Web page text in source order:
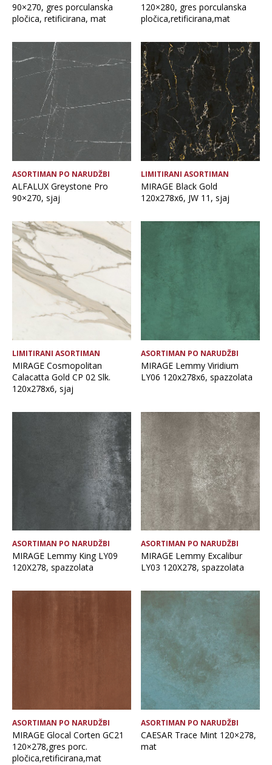
90×270, gres porculanska
pločica, retificirana, mat
120×280, gres porculanska
pločica,retificirana,mat
ASORTIMAN PO NARUDŽBI
ALFALUX Greystone Pro
90×270, sjaj
LIMITIRANI ASORTIMAN
MIRAGE Black Gold
120x278x6, JW 11, sjaj
LIMITIRANI ASORTIMAN
MIRAGE Cosmopolitan
Calacatta Gold CP 02 Slk.
120x278x6, sjaj
ASORTIMAN PO NARUDŽBI
MIRAGE Lemmy Viridium
LY06 120x278x6, spazzolata
ASORTIMAN PO NARUDŽBI
MIRAGE Lemmy King LY09
120X278, spazzolata
ASORTIMAN PO NARUDŽBI
MIRAGE Lemmy Excalibur
LY03 120X278, spazzolata
ASORTIMAN PO NARUDŽBI
MIRAGE Glocal Corten GC21
120×278,gres porc.
pločica,retificirana,mat
ASORTIMAN PO NARUDŽBI
CAESAR Trace Mint 120×278,
mat